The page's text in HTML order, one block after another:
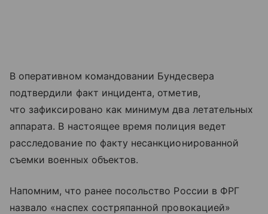
В оперативном командовании Бундесвера
подтвердили факт инцидента, отметив,
что зафиксировано как минимум два летательных
аппарата. В настоящее время полиция ведет
расследование по факту несанкционированной
съемки военных объектов.
Напомним, что ранее посольство России в ФРГ
назвало «наспех состряпанной провокацией»